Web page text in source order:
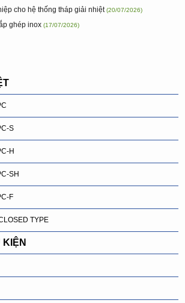
cho hệ thống tháp giải nhiệt(20/07/2026)
ghép inox(17/07/2026)
S
H
SH
F
TYPE
KIỆN